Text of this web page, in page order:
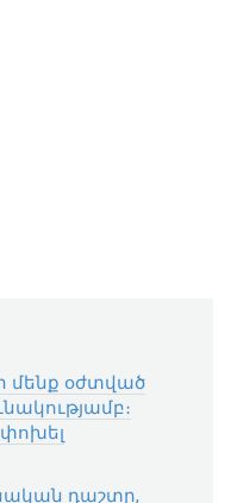
մենք օժտված
դաշտը,